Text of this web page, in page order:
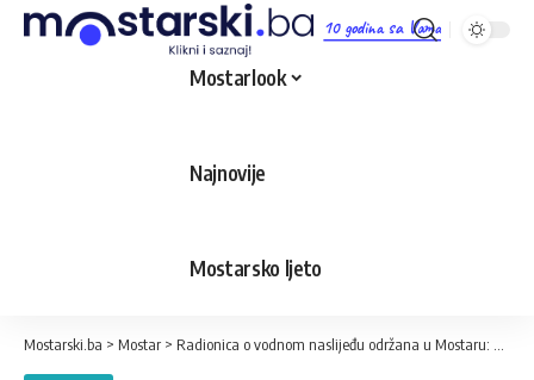
10 godina sa Vama
Mostarlook
Najnovije
Mostarsko ljeto
Mostarski.ba > Mostar > Radionica o vodnom naslijeđu održana u Mostaru: Građansko učešće ključ očuvanja prirodnih resursa